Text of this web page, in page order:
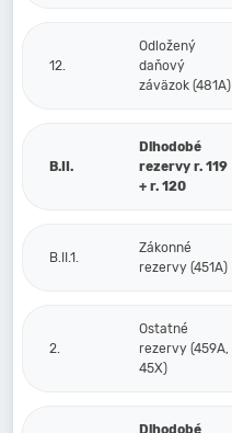
12.
Odložený
daňový
záväzok (481A)
B.II.
Dlhodobé
rezervy r. 119
+ r. 120
B.II.1.
Zákonné
rezervy (451A)
2.
Ostatné
rezervy (459A,
45X)
Dlhodobé